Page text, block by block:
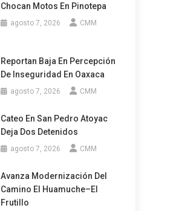
Chocan Motos En Pinotepa
agosto 7, 2026 CMM
Reportan Baja En Percepción
De Inseguridad En Oaxaca
agosto 7, 2026 CMM
Cateo En San Pedro Atoyac
Deja Dos Detenidos
agosto 7, 2026 CMM
Avanza Modernización Del
Camino El Huamuche–El
Frutillo